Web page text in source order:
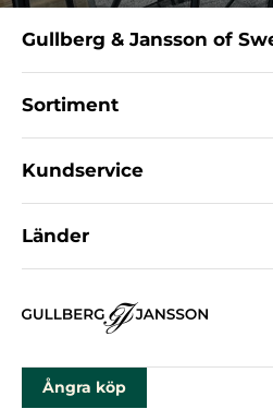
Gullberg & Jansson of
Sortiment
Kundservice
Länder
Ångra köp